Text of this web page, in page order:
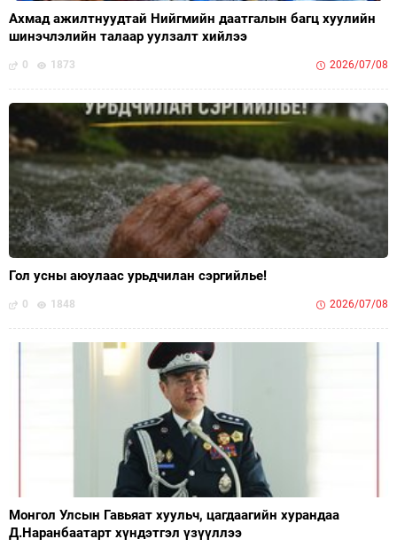
Ахмад ажилтнуудтай Нийгмийн даатгалын багц хуулийн
шинэчлэлийн талаар уулзалт хийлээ
0 1873 2026/07/08
Гол усны аюулаас урьдчилан сэргийлье!
0 1848 2026/07/08
Монгол Улсын Гавьяат хуульч, цагдаагийн хурандаа
Д.Наранбаатарт хүндэтгэл үзүүллээ